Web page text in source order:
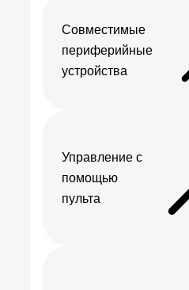
Совместимые
периферийные
устройства
Управление с
помощью
пульта